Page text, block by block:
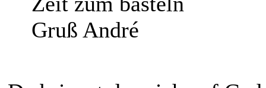
Gruß André